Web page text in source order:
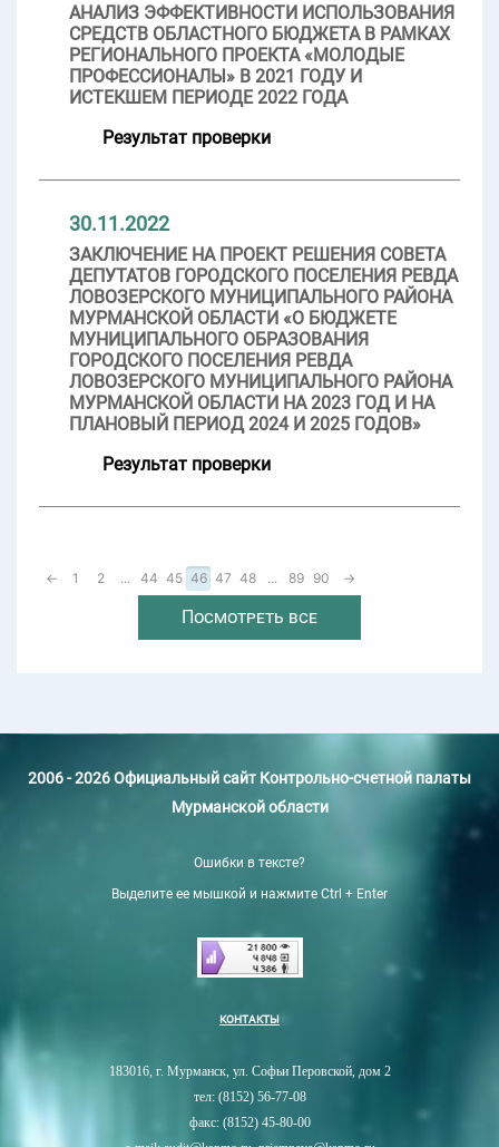
АНАЛИЗ ЭФФЕКТИВНОСТИ ИСПОЛЬЗОВАНИЯ
СРЕДСТВ ОБЛАСТНОГО БЮДЖЕТА В РАМКАХ
РЕГИОНАЛЬНОГО ПРОЕКТА «МОЛОДЫЕ
ПРОФЕССИОНАЛЫ» В 2021 ГОДУ И
ИСТЕКШЕМ ПЕРИОДЕ 2022 ГОДА
Результат проверки
30.11.2022
ЗАКЛЮЧЕНИЕ НА ПРОЕКТ РЕШЕНИЯ СОВЕТА
ДЕПУТАТОВ ГОРОДСКОГО ПОСЕЛЕНИЯ РЕВДА
ЛОВОЗЕРСКОГО МУНИЦИПАЛЬНОГО РАЙОНА
МУРМАНСКОЙ ОБЛАСТИ «О БЮДЖЕТЕ
МУНИЦИПАЛЬНОГО ОБРАЗОВАНИЯ
ГОРОДСКОГО ПОСЕЛЕНИЯ РЕВДА
ЛОВОЗЕРСКОГО МУНИЦИПАЛЬНОГО РАЙОНА
МУРМАНСКОЙ ОБЛАСТИ НА 2023 ГОД И НА
ПЛАНОВЫЙ ПЕРИОД 2024 И 2025 ГОДОВ»
Результат проверки
← 1 2 ... 44 45 46 47 48 ... 89 90 →
Посмотреть все
2006 - 2026 Официальный сайт Контрольно-счетной палаты
Мурманской области
Ошибки в тексте?
Выделите ее мышкой и нажмите Ctrl + Enter
КОНТАКТЫ
183016, г. Мурманск, ул. Софьи Перовской, дом 2
тел: (8152) 56-77-08
факс: (8152) 45-80-00